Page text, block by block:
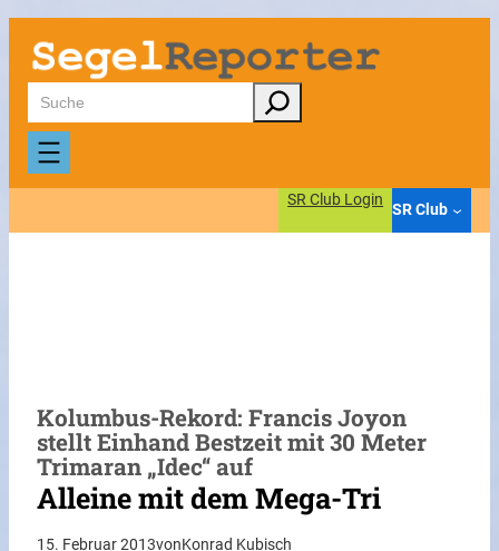
Zum
Inhalt
springen
Suchen
SR Club Login
SR Club
Kolumbus-Rekord: Francis Joyon
stellt Einhand Bestzeit mit 30 Meter
Trimaran „Idec“ auf
Alleine mit dem Mega-Tri
15. Februar 2013vonKonrad Kubisch